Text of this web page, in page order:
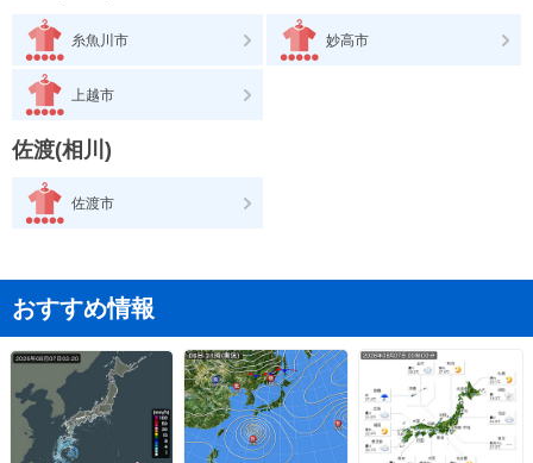
糸魚川市 妙高市
上越市
佐渡(相川)
佐渡市
おすすめ情報